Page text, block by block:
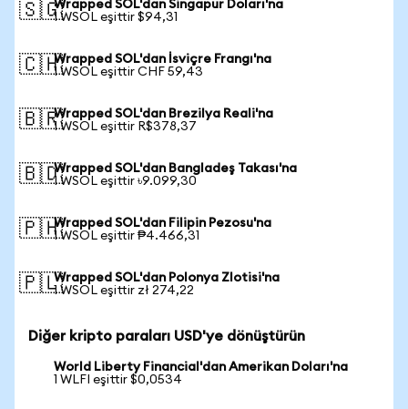
🇸🇬Wrapped SOL'dan Singapur Doları'na
1 WSOL eşittir $94,31
🇨🇭Wrapped SOL'dan İsviçre Frangı'na
1 WSOL eşittir CHF 59,43
🇧🇷Wrapped SOL'dan Brezilya Reali'na
1 WSOL eşittir R$378,37
🇧🇩Wrapped SOL'dan Bangladeş Takası'na
1 WSOL eşittir ৳9.099,30
🇵🇭Wrapped SOL'dan Filipin Pezosu'na
1 WSOL eşittir ₱4.466,31
🇵🇱Wrapped SOL'dan Polonya Zlotisi'na
1 WSOL eşittir zł 274,22
Diğer kripto paraları USD'ye dönüştürün
World Liberty Financial'dan Amerikan Doları'na
1 WLFI eşittir $0,0534